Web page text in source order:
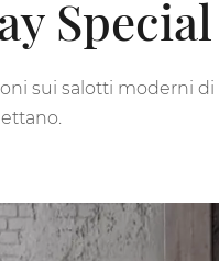
sui salotti moderni